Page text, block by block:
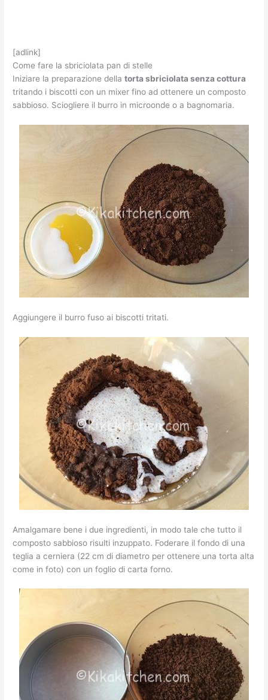
[adlink]
Come fare la sbriciolata pan di stelle
Iniziare la preparazione dellatorta sbriciolata senza cottura
tritando i biscotti con un mixer fino ad ottenere un composto
sabbioso. Sciogliere il burro in microonde o a bagnomaria.
Aggiungere il burro fuso ai biscotti tritati.
Amalgamare bene i due ingredienti, in modo tale che tutto il
composto sabbioso risulti inzuppato. Foderare il fondo di una
teglia a cerniera (22 cm di diametro per ottenere una torta alta
come in foto) con un foglio di carta forno.